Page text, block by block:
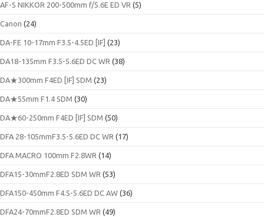
AF-S NIKKOR 200-500mm f/5.6E ED VR (5)
Canon (24)
DA-FE 10-17mm F3.5-4.5ED [IF] (23)
DA18-135mm F3.5-5.6ED DC WR (38)
DA★300mm F4ED [IF] SDM (23)
DA★55mm F1.4 SDM (30)
DA★60-250mm F4ED [IF] SDM (50)
DFA 28-105mmF3.5-5.6ED DC WR (17)
DFA MACRO 100mm F2.8WR (14)
DFA15-30mmF2.8ED SDM WR (53)
DFA150-450mm F4.5-5.6ED DC AW (36)
DFA24-70mmF2.8ED SDM WR (49)